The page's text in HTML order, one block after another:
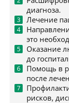
диагноза.
Лечение
это
Оказание
до
Помощь в
после
рисков,